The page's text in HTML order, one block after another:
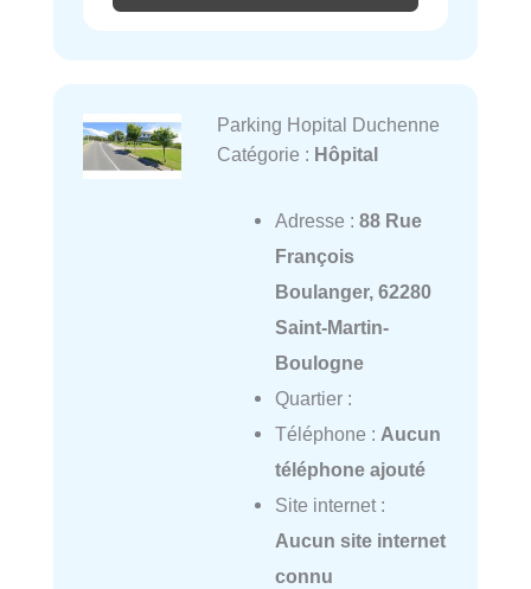
Parking Hopital Duchenne
Catégorie : Hôpital
Adresse : 88 Rue
François
Boulanger, 62280
Saint-Martin-
Boulogne
Quartier :
Téléphone : Aucun
téléphone ajouté
Site internet :
Aucun site internet
connu